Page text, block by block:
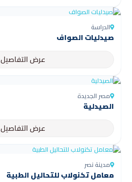
الدراسة
صيدليات الصواف
عرض التفاصيل
مصر الجديدة
الصيدلية
عرض التفاصيل
مدينة نصر
معامل تكنولاب للتحاليل الطبية